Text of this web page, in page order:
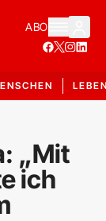
ABO
„Mit
ich